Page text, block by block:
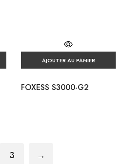
AJOUTER AU PANIER
FOXESS S3000-G2
3 →